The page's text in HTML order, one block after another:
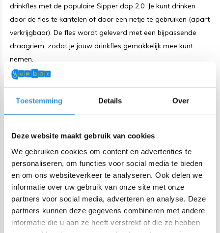
Toestemming Details Over
Deze website maakt gebruik van cookies
We gebruiken cookies om content en advertenties te
personaliseren, om functies voor social media te bieden
en om ons websiteverkeer te analyseren. Ook delen we
informatie over uw gebruik van onze site met onze
partners voor social media, adverteren en analyse. Deze
partners kunnen deze gegevens combineren met andere
informatie die u aan ze heeft verstrekt of die ze hebben
drinkfles met de populaire Sipper dop 2.0. Je kunt drinken
door de fles te kantelen of door een rietje te gebruiken (apart
verkrijgbaar). De fles wordt geleverd met een bijpassende
draagriem, zodat je jouw drinkfles gemakkelijk mee kunt
nemen.
De Sipper dop kan worden geopend en gesloten zonder het
mondstuk aan te raken, wat extra hygiënisch is. Dit maakt de
snellere doorstroming. Dankzij de strakke afdichting en het
versterkte siliconen ventiel is de fles lekvrij wanneer deze
goed is afgesloten.
Dit product is onderdeel van deFusion range, wat betekent
dat alle Fusion doppen en Fusion bases uitwisselbaar zijn. Er
zijn verschillende doppen en maten bases in diverse kleuren
verkrijgbaar. Hiermee kan je drinkflessen, smoothie cups en